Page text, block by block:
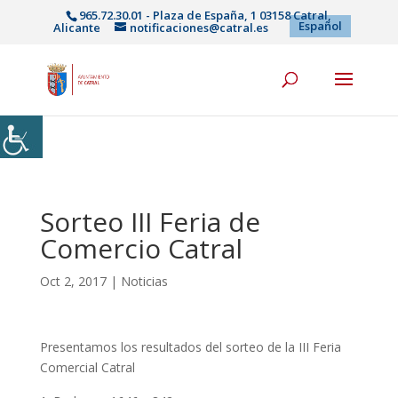
965.72.30.01 - Plaza de España, 1 03158 Catral,
Alicante notificaciones@catral.es Español
Sorteo III Feria de
Comercio Catral
Oct 2, 2017| Noticias
Presentamos los resultados del sorteo de la III Feria
Comercial Catral